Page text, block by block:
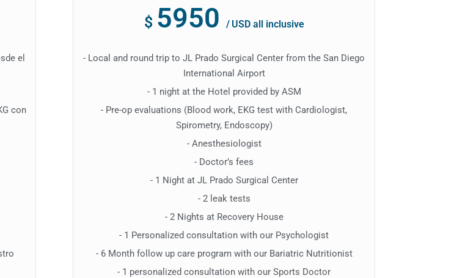
el
con
$ 5950/ USD all inclusive
- Local and round trip to JL Prado Surgical Center from the San Diego
International Airport
- 1 night at the Hotel provided by ASM
- Pre-op evaluations (Blood work, EKG test with Cardiologist,
Spirometry, Endoscopy)
- Anesthesiologist
- Doctor’s fees
- 1 Night at JL Prado Surgical Center
- 2 leak tests
- 2 Nights at Recovery House
- 1 Personalized consultation with our Psychologist
- 6 Month follow up care program with our Bariatric Nutritionist
- 1 personalized consultation with our Sports Doctor